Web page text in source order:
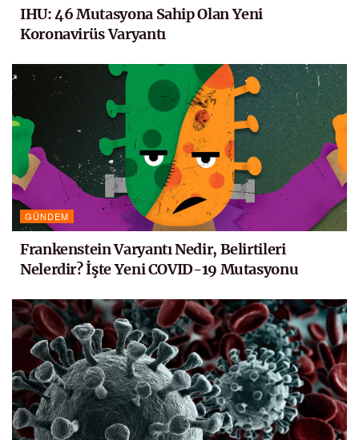
IHU: 46 Mutasyona Sahip Olan Yeni
Koronavirüs Varyantı
GÜNDEM
Frankenstein Varyantı Nedir, Belirtileri
Nelerdir? İşte Yeni COVID-19 Mutasyonu